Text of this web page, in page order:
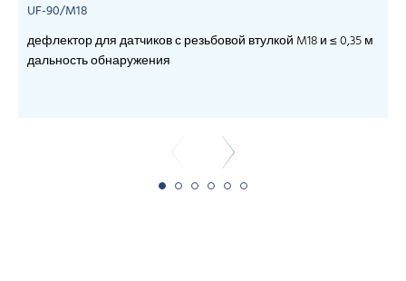
UF-90/M18
дефлектор для датчиков с резьбовой втулкой M18 и ≤ 0,35 м
дальность обнаружения